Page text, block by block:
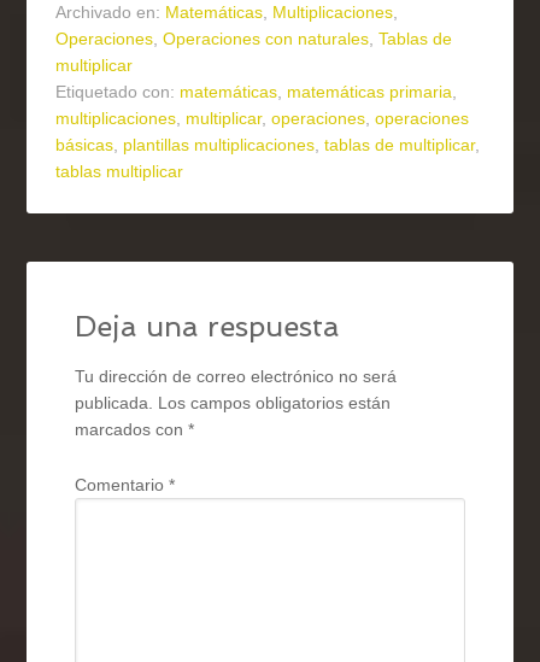
Archivado en: Matemáticas Multiplicaciones
Operaciones ,Operaciones con naturales ,Tablas de
multiplicar
Etiquetado con: matemáticas matemáticas primaria
multiplicaciones multiplicar,operaciones ,operaciones
básicas plantillas multiplicaciones ,tablas de multiplicar,
tablas multiplicar
Deja una respuesta
Tu dirección de correo electrónico no será
publicada.
Los campos obligatorios están
marcados con*
Comentario*